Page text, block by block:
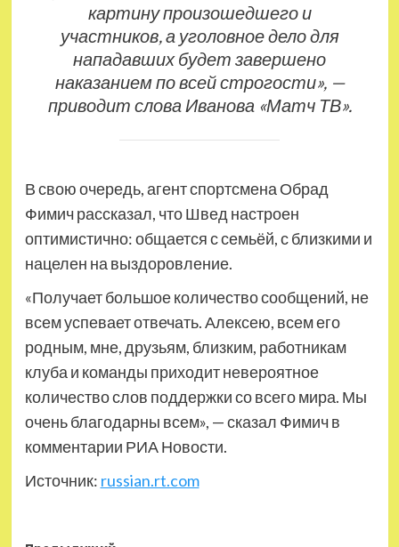
картину произошедшего и
участников, а уголовное дело для
нападавших будет завершено
наказанием по всей строгости», —
приводит слова Иванова «Матч ТВ».
В свою очередь, агент спортсмена Обрад
Фимич рассказал, что Швед настроен
оптимистично: общается с семьёй, с близкими и
нацелен на выздоровление.
«Получает большое количество сообщений, не
всем успевает отвечать. Алексею, всем его
родным, мне, друзьям, близким, работникам
клуба и команды приходит невероятное
количество слов поддержки со всего мира. Мы
очень благодарны всем», — сказал Фимич в
комментарии РИА Новости.
Источник: russian.rt.com